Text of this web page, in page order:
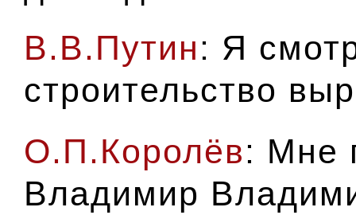
В.В.Путин: Я
строительство
О.П.Королёв: Мне
Владимир